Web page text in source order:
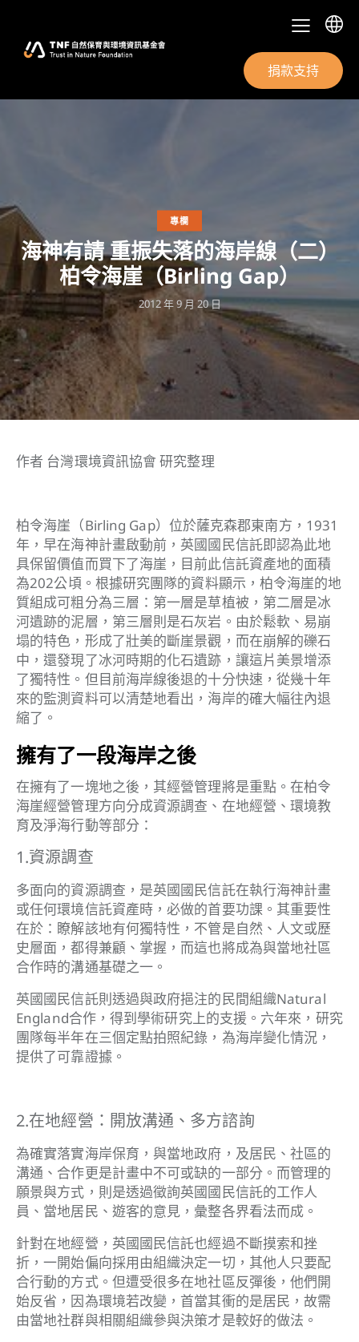
捐款支持
專欄
海神有請 重振失落的海岸線（二）
柏令海崖（Birling Gap）
2012 年 9 月 20 日
作者 台灣環境資訊協會 研究整理
柏令海崖（Birling Gap）位於薩克森郡東南方，1931
年，早在海神計畫啟動前，英國國民信託即認為此地
具保留價值而買下了海崖，目前此信託資產地的面積
為202公頃。根據研究團隊的資料顯示，柏令海崖的地
質組成可粗分為三層：第一層是草植被，第二層是冰
河遺跡的泥層，第三層則是石灰岩。由於鬆軟、易崩
塌的特色，形成了壯美的斷崖景觀，而在崩解的礫石
中，還發現了冰河時期的化石遺跡，讓這片美景增添
了獨特性。但目前海岸線後退的十分快速，從幾十年
來的監測資料可以清楚地看出，海岸的確大幅往內退
縮了。
擁有了一段海岸之後
在擁有了一塊地之後，其經營管理將是重點。在柏令
海崖經營管理方向分成資源調查、在地經營、環境教
育及淨海行動等部分：
1.資源調查
多面向的資源調查，是英國國民信託在執行海神計畫
或任何環境信託資產時，必做的首要功課。其重要性
在於：瞭解該地有何獨特性，不管是自然、人文或歷
史層面，都得兼顧、掌握，而這也將成為與當地社區
合作時的溝通基礎之一。
英國國民信託則透過與政府挹注的民間組織Natural
England合作，得到學術研究上的支援。六年來，研究
團隊每半年在三個定點拍照紀錄，為海岸變化情況，
提供了可靠證據。
2.在地經營：開放溝通、多方諮詢
為確實落實海岸保育，與當地政府，及居民、社區的
溝通、合作更是計畫中不可或缺的一部分。而管理的
願景與方式，則是透過徵詢英國國民信託的工作人
員、當地居民、遊客的意見，彙整各界看法而成。
針對在地經營，英國國民信託也經過不斷摸索和挫
折，一開始偏向採用由組織決定一切，其他人只要配
合行動的方式。但遭受很多在地社區反彈後，他們開
始反省，因為環境若改變，首當其衝的是居民，故需
由當地社群與相關組織參與決策才是較好的做法。